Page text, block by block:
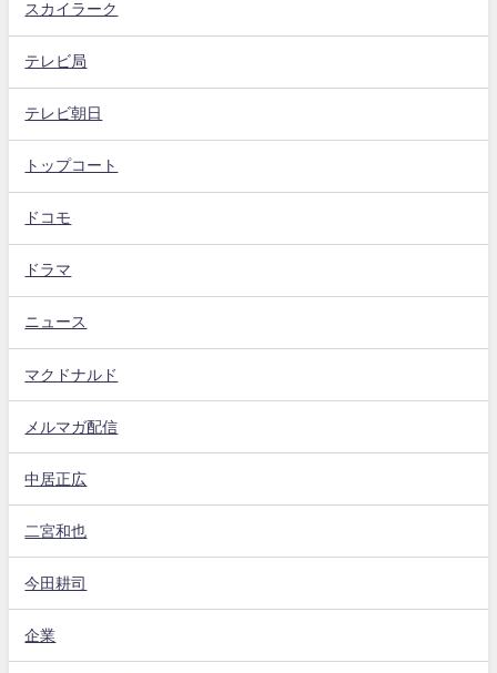
スカイラーク
テレビ局
テレビ朝日
トップコート
ドコモ
ドラマ
ニュース
マクドナルド
メルマガ配信
中居正広
二宮和也
今田耕司
企業